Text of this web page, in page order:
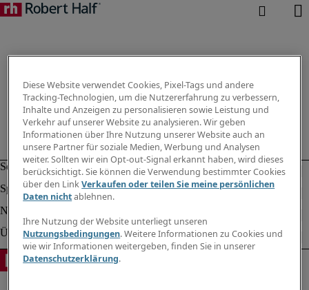
Diese Website verwendet Cookies, Pixel-Tags und andere
Tracking-Technologien, um die Nutzererfahrung zu verbessern,
Inhalte und Anzeigen zu personalisieren sowie Leistung und
Verkehr auf unserer Website zu analysieren. Wir geben
Informationen über Ihre Nutzung unserer Website auch an
unsere Partner für soziale Medien, Werbung und Analysen
weiter. Sollten wir ein Opt-out-Signal erkannt haben, wird dieses
berücksichtigt. Sie können die Verwendung bestimmter Cookies
über den LinkVerkaufen oder teilen Sie meine persönlichen
Daten nichtablehnen.
Ihre Nutzung der Website unterliegt unseren
Nutzungsbedingungen. Weitere Informationen zu Cookies und
wie wir Informationen weitergeben, finden Sie in unserer
Datenschutzerklärung.